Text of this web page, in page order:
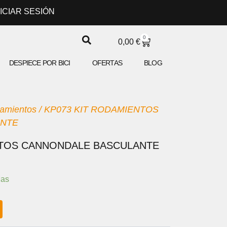
SESIÓN
0,00 €
0
CARRITO
DESPIECE POR BICI OFERTAS BLOG
/ KP073 KIT RODAMIENTOS
CANNONDALE BASCULANTE